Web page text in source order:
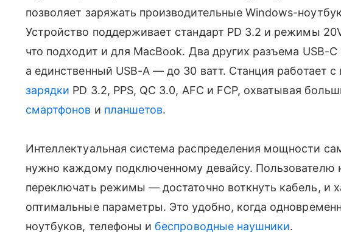
позволяет заряжать производительные Windows-
Устройство поддерживает стандарт PD 3.2 и режимы
что подходит и для MacBook. Два других разъема USB-
а единственный USB-A — до 30 ватт. Станция работает с
зарядки PD 3.2, PPS, QC 3.0, AFC и FCP, охватывая
смартфонов и планшетов.
Интеллектуальная система распределения мощности
нужно каждому подключенному девайсу. Пользователю
переключать режимы — достаточно воткнуть кабель, и
оптимальные параметры. Это удобно, когда
ноутбуков, телефоны и беспроводные наушники.